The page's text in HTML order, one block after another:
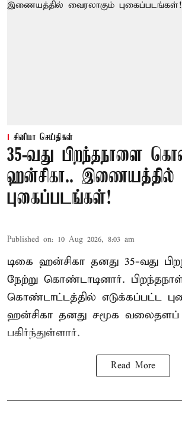
சினிமா செய்திகள்
35-வது பிறந்தநாளை
ஹன்சிகா.. இணையத்தில்
புகைப்படங்கள்!
Published on: 10 Aug 2026, 8:03 am
டிகை ஹன்சிகா தனது 35-வது
நேற்று கொண்டாடினார்.
கொண்டாட்டத்தில் எடுக்கப்பட்ட
ஹன்சிகா தனது சமூக வலைதளப்
பகிர்ந்துள்ளார்.
Read More